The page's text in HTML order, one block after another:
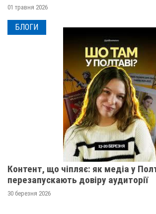
01 травня 2026
БЛОГИ
Контент, що чіпляє: як медіа у
перезапускають довіру аудиторії
30 березня 2026